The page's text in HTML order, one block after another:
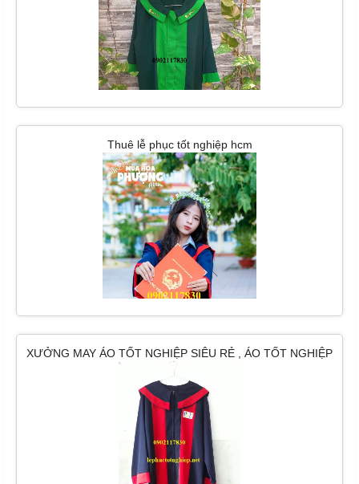
Thuê lễ phục tốt nghiệp hcm
XƯỞNG MAY ÁO TỐT NGHIỆP SIÊU RẺ , ÁO TỐT NGHIỆP
SIÊU BỀN